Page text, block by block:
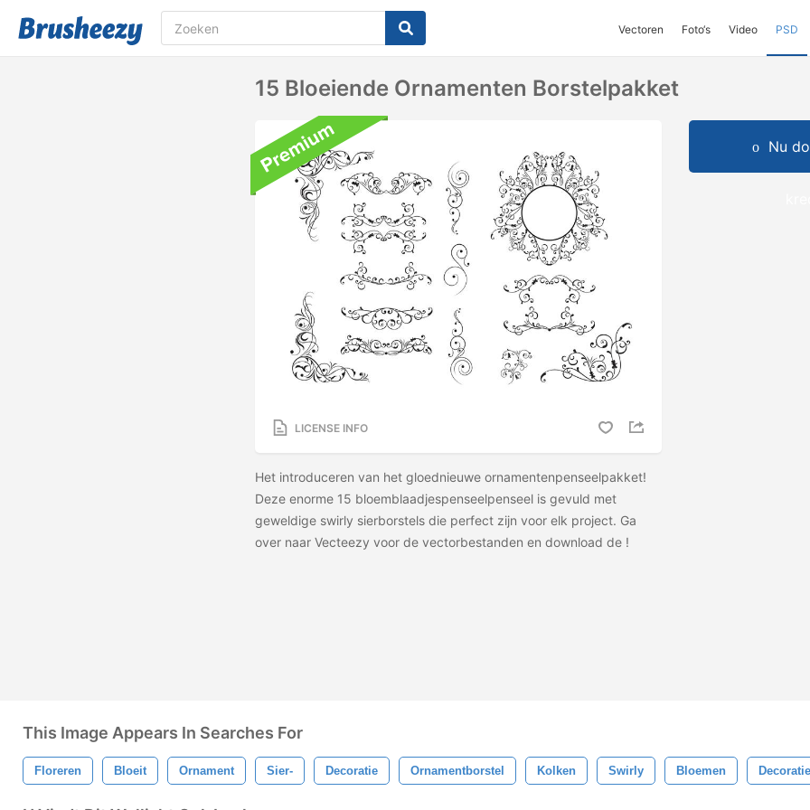
Vectoren Foto‘s Video PSD
15 Bloeiende Ornamenten Borstelpakket
LICENSE INFO
Het introduceren van het gloednieuwe ornamentenpenseelpakket!
Deze enorme 15 bloemblaadjespenseelpenseel is gevuld met
geweldige swirly sierborstels die perfect zijn voor elk project. Ga
over naar Vecteezy voor de vectorbestanden en download de !
Nu
This Image Appears In Searches For
Floreren Bloeit Ornament Sier- Decoratie Ornamentborstel Kolken Swirly Bloemen